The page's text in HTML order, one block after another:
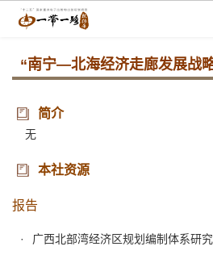
“南宁—北海经济走廊发展战
简介
无
本社资源
报告
广西北部湾经济区规划编制体系研究